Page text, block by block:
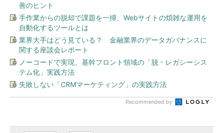
善のヒント
手作業からの脱却で課題を一掃、Webサイトの煩雑な運用を
自動化するツールとは
業界大手はどう見ている？ 金融業界のデータガバナンスに
関する座談会レポート
ノーコードで実現、基幹フロント領域の「脱・レガシーシス
テム化」実践方法
失敗しない「CRMマーケティング」の実践方法
Recommended by